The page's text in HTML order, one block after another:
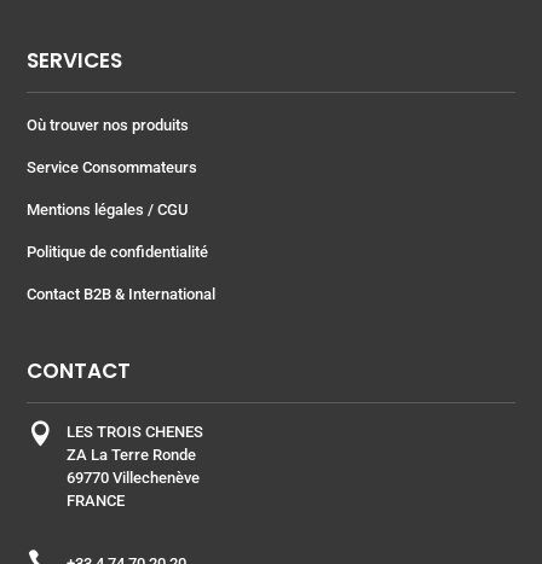
SERVICES
Où trouver nos produits
Service Consommateurs
Mentions légales / CGU
Politique de confidentialité
Contact B2B & International
CONTACT

LES TROIS CHENES
ZA La Terre Ronde
69770 Villechenève
FRANCE